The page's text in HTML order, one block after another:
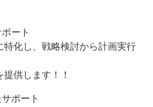
ト
戦略検討から計画実行
ます！！
ート